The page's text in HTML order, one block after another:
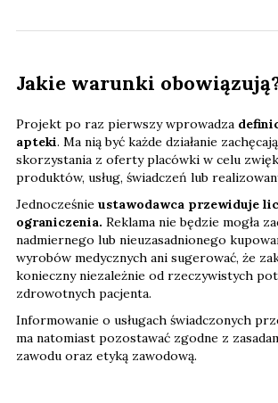
Jakie warunki
Projekt po raz pierwszy wprowadza
apteki. Ma nią być każde działanie
skorzystania z oferty placówki w celu
produktów, usług, świadczeń lub
Jednocześnie ustawodawca przewiduje
ograniczenia. Reklama nie będzie mogła
nadmiernego lub nieuzasadnionego
wyrobów medycznych ani sugerować, że
konieczny niezależnie od rzeczywistych
zdrowotnych pacjenta.
Informowanie o usługach świadczonych
ma natomiast pozostawać zgodne z
zawodu oraz etyką zawodową.